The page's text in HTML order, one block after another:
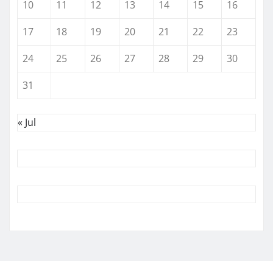
10 11 12 13 14 15
16
17
18 19 20 21 22
23
24
25 26 27 28 29
30
31
« Jul